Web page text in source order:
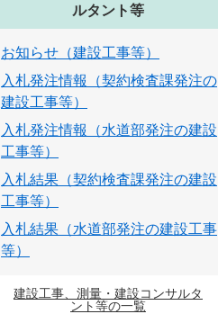
ルタント等
お知らせ（建設工事等）
入札発注情報（契約検査課発注の
建設工事等）
入札発注情報（水道部発注の建設
工事等）
入札結果（契約検査課発注の建設
工事等）
入札結果（水道部発注の建設工事
等）
建設工事、測量・建設コンサルタ
ント等の一覧